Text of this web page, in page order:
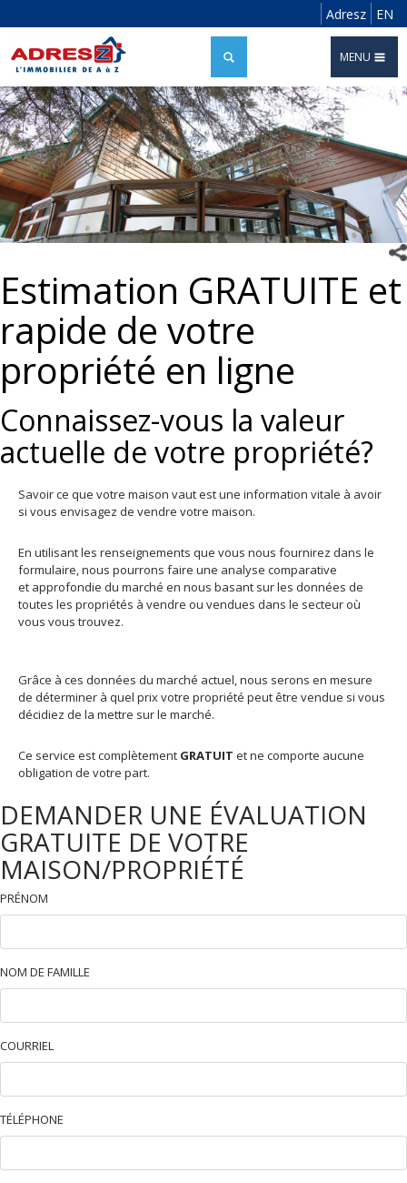
Adresz EN
MENU
Estimation GRATUITE et
rapide de votre
propriété en ligne
Connaissez-vous la valeur
actuelle de votre propriété?
Savoir ce que votre maison vaut est une information vitale à avoir
si vous envisagez de vendre votre maison.
En utilisant les renseignements que vous nous fournirez dans le
formulaire, nous pourrons faire une analyse comparative
et approfondie du marché en nous basant sur les données de
toutes les propriétés à vendre ou vendues dans le secteur où
vous vous trouvez.
Grâce à ces données du marché actuel, nous serons en mesure
de déterminer à quel prix votre propriété peut être vendue si vous
décidiez de la mettre sur le marché.
Ce service est complètement GRATUIT et ne comporte aucune
obligation de votre part.
DEMANDER UNE ÉVALUATION
GRATUITE DE VOTRE
MAISON/PROPRIÉTÉ
PRÉNOM
NOM DE FAMILLE
COURRIEL
TÉLÉPHONE